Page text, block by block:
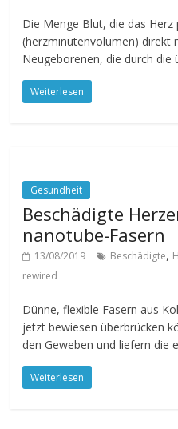
Die Menge Blut, die das
(herzminutenvolumen) direkt
Neugeborenen, die durch die
Weiterlesen
Gesundheit
Beschädigte
nanotube-Fasern
13/08/2019 Beschädigte,
rewired
Dünne, flexible Fasern aus
jetzt bewiesen überbrücken
den Geweben und liefern die
Weiterlesen